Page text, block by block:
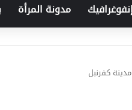
مدونة المرأة
كفرنبل
النشرة الاقتصادية || 1-8-2023
النشرة الاقتصادية